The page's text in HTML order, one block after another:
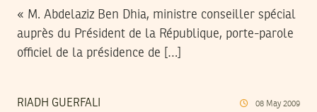
« M. Abdelaziz Ben Dhia, ministre conseiller spécial
auprès du Président de la République, porte-parole
officiel de la présidence de […]
RIADH GUERFALI 08 May 2009